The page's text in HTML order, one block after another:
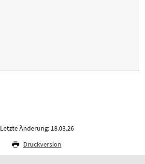
Letzte Änderung: 18.03.26
Druckversion